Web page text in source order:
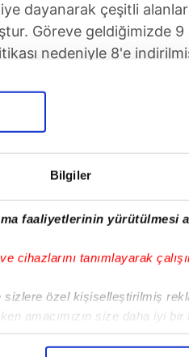
Bilgiler
faaliyetlerinin yürütülmesi
cihazlarını tanımlayarak
özel kişiselleştirilmiş
amacımızın size daha iyi
gelen çabayı gösterdiğimizi
dayanarak çeşitli
Göreve geldiğimizde 9
nedeniyle 8'e
azaltılmaya devam
Yönetim Kurullarında,
Yönetim
Büyükşehir
özel sektör
de yer almaktadır.